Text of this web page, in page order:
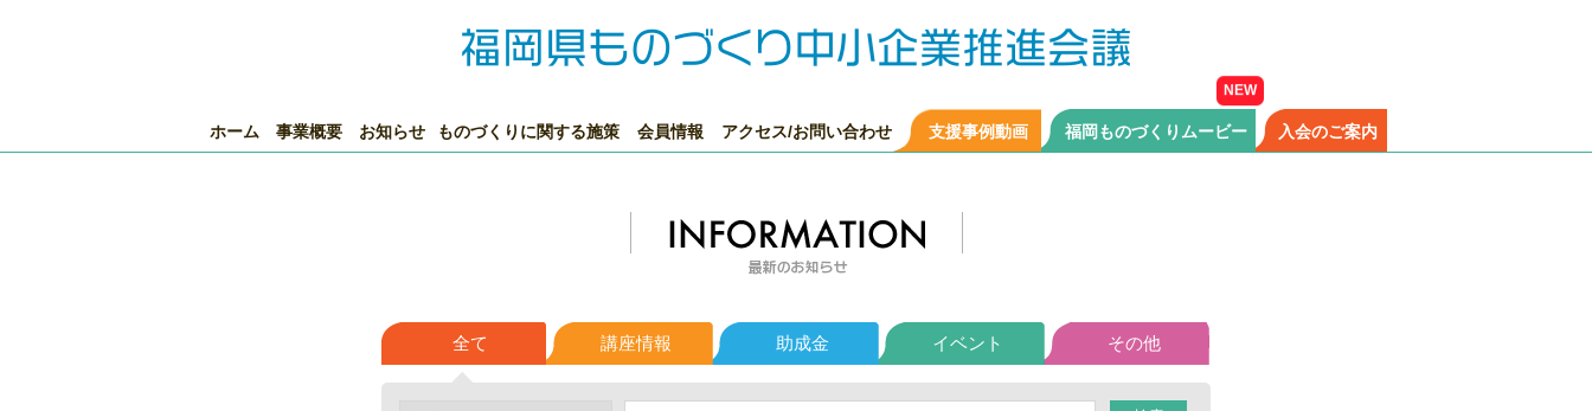
ホーム 事業概要 お知らせ ものづくりに関する施策 会員情報 アクセス/お問い合わせ 支援事例動画 福岡ものづくりムービー 入会のご案内
全て 講座情報 助成金 イベント その他